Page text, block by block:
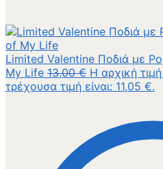
Limited Valentine Ποδιά με
My Life 13,00€ Η αρχική
τρέχουσα τιμή είναι: 11,05 €.